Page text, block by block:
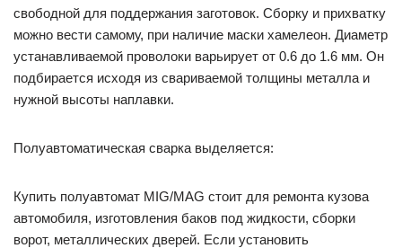
свободной для поддержания заготовок. Сборку и прихватку
можно вести самому, при наличие маски хамелеон. Диаметр
устанавливаемой проволоки варьирует от 0.6 до 1.6 мм. Он
подбирается исходя из свариваемой толщины металла и
нужной высоты наплавки.
Полуавтоматическая сварка выделяется:
Купить полуавтомат MIG/MAG стоит для ремонта кузова
автомобиля, изготовления баков под жидкости, сборки
ворот, металлических дверей. Если установить